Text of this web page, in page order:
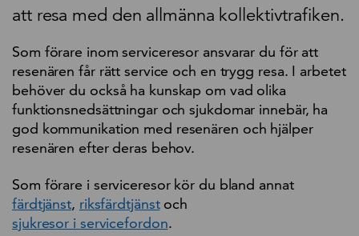
att resa med den allmänna kollektivtrafiken.
Som förare inom serviceresor ansvarar du för att
resenären får rätt service och en trygg resa. I arbetet
behöver du också ha kunskap om vad olika
funktionsnedsättningar och sjukdomar innebär, ha
god kommunikation med resenären och hjälper
resenären efter deras behov.
Som förare i serviceresor kör du bland annat
färdtjänst, riksfärdtjänstoch
sjukresor i servicefordon.